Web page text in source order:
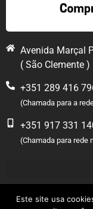
Avenida Marçal
( São Clemente )
+351 289 416
(Chamada para a
+351 917 331
(Chamada para rede
Este site usa